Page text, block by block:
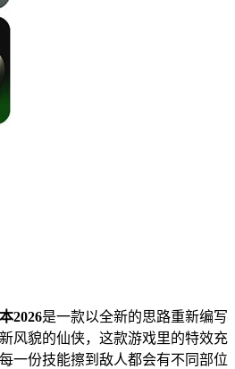
2026是一款以全新的思路重新编写
风貌的仙侠，这款游戏里的特效充
一份技能擦到敌人都会有不同部位